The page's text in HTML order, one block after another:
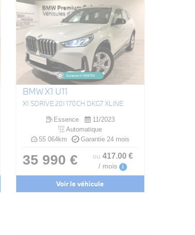
BMW X1 U11
X1 SDRIVE 20I 170CH DKG7 XLINE
Essence
11/2023
Automatique
55 064km
Garantie 24 mois
35 990 € ou 417.00 €
/ mois i
Voir le véhicule